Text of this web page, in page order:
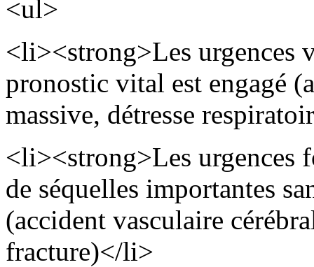
<ul>
<li><strong>Les urgences
pronostic vital est engagé
massive, détresse
<li><strong>Les urgences
de séquelles importantes
(accident vasculaire
fracture)</li>